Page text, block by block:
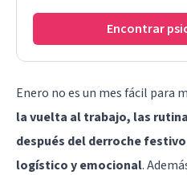
Encontrar
Enero no es un mes fácil para
la vuelta al trabajo, las
después del derroche
logístico y emocional.